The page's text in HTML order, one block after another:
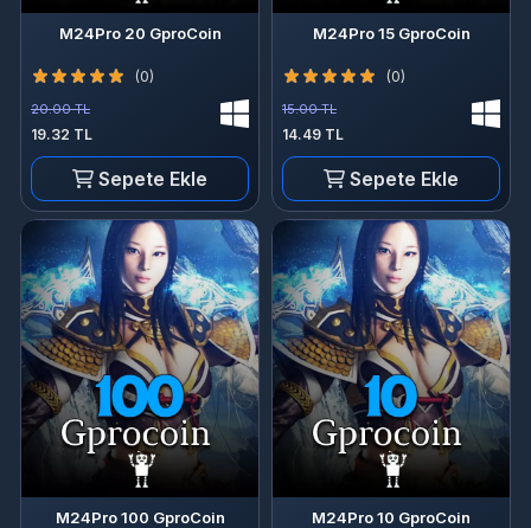
M24Pro 20 GproCoin
(0)
20.00 TL
19.32 TL
Sepete Ekle
M24Pro 15 GproCoin
(0)
15.00 TL
14.49 TL
Sepete Ekle
M24Pro 100 GproCoin M24Pro 10 GproCoin